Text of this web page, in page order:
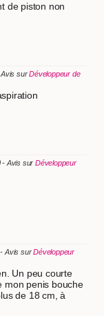
de piston non
Avis surDéveloppeur de
- Avis sur Développeur
- Avis surDéveloppeur
Un peu courte
mon penis bouche
de 18 cm, à